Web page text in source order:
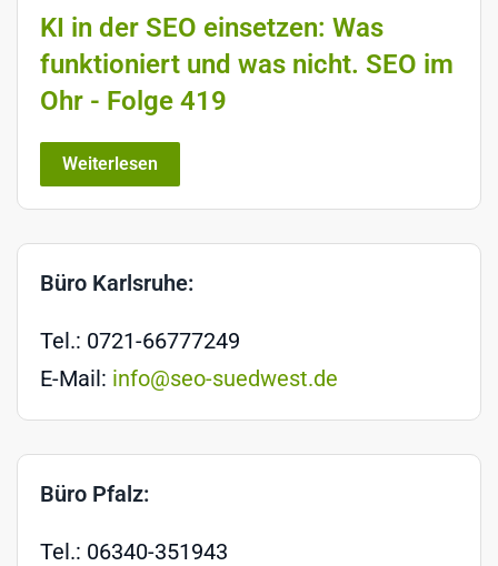
KI in der SEO einsetzen: Was
funktioniert und was nicht. SEO im
Ohr - Folge 419
Weiterlesen
Büro Karlsruhe:
Tel.: 0721-66777249
E-Mail: info@seo-suedwest.de
Büro Pfalz:
Tel.: 06340-351943